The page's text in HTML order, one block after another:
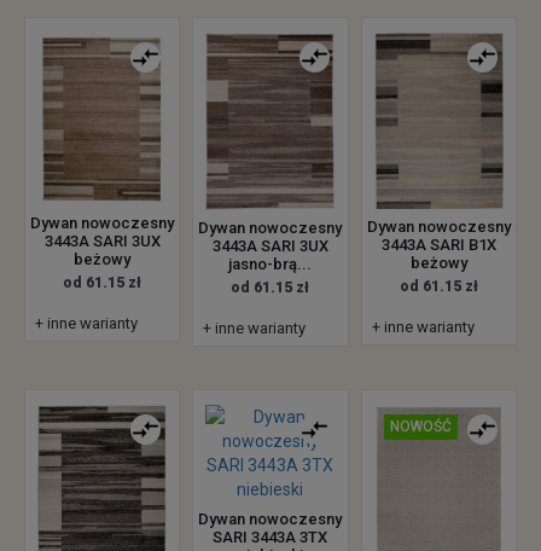
Dywan nowoczesny
3443A SARI 3UX
beżowy
od 61.15 zł
+ inne warianty
Dywan nowoczesny
3443A SARI 3UX
jasno-brą...
od 61.15 zł
+ inne warianty
Dywan nowoczesny
3443A SARI B1X
beżowy
od 61.15 zł
+ inne warianty
Dywan nowoczesny
SARI 3443A 3TX
NOWOŚĆ